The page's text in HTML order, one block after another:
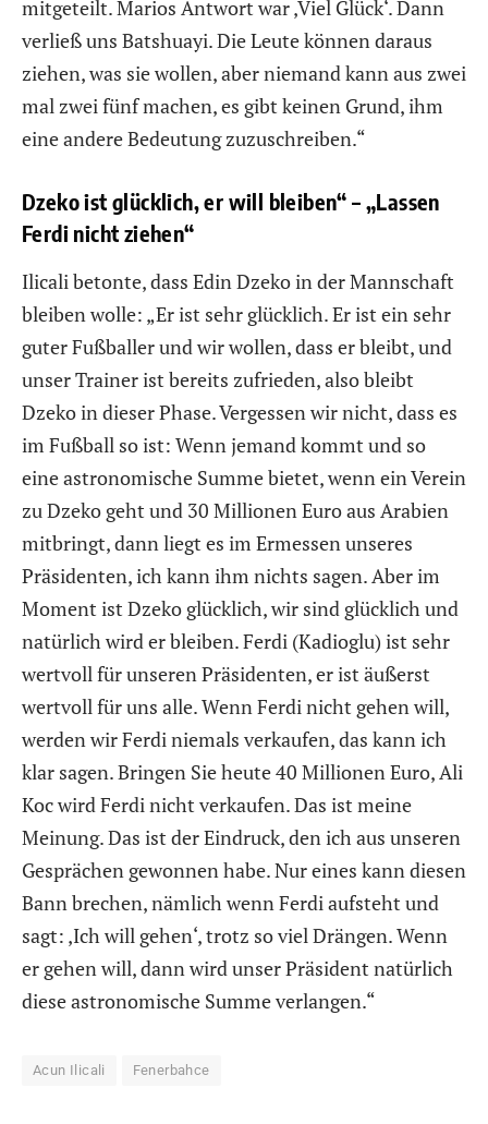
mitgeteilt. Marios Antwort war ‚Viel Glück‘. Dann
verließ uns Batshuayi. Die Leute können daraus
ziehen, was sie wollen, aber niemand kann aus zwei
mal zwei fünf machen, es gibt keinen Grund, ihm
eine andere Bedeutung zuzuschreiben.“
Dzeko ist glücklich, er will bleiben“ – „Lassen
Ferdi nicht ziehen“
Ilicali betonte, dass Edin Dzeko in der Mannschaft
bleiben wolle: „Er ist sehr glücklich. Er ist ein sehr
guter Fußballer und wir wollen, dass er bleibt, und
unser Trainer ist bereits zufrieden, also bleibt
Dzeko in dieser Phase. Vergessen wir nicht, dass es
im Fußball so ist: Wenn jemand kommt und so
eine astronomische Summe bietet, wenn ein Verein
zu Dzeko geht und 30 Millionen Euro aus Arabien
mitbringt, dann liegt es im Ermessen unseres
Präsidenten, ich kann ihm nichts sagen. Aber im
Moment ist Dzeko glücklich, wir sind glücklich und
natürlich wird er bleiben. Ferdi (Kadioglu) ist sehr
wertvoll für unseren Präsidenten, er ist äußerst
wertvoll für uns alle. Wenn Ferdi nicht gehen will,
werden wir Ferdi niemals verkaufen, das kann ich
klar sagen. Bringen Sie heute 40 Millionen Euro, Ali
Koc wird Ferdi nicht verkaufen. Das ist meine
Meinung. Das ist der Eindruck, den ich aus unseren
Gesprächen gewonnen habe. Nur eines kann diesen
Bann brechen, nämlich wenn Ferdi aufsteht und
sagt: ‚Ich will gehen‘, trotz so viel Drängen. Wenn
er gehen will, dann wird unser Präsident natürlich
diese astronomische Summe verlangen.“
Acun Ilicali Fenerbahce